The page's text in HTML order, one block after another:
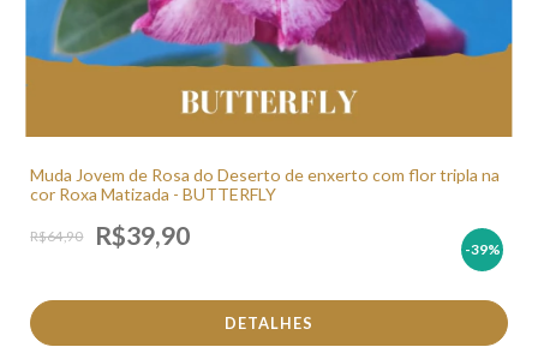
Muda Jovem de Rosa do Deserto de enxerto com flor tripla na
cor Roxa Matizada - BUTTERFLY
R$64,90 R$39,90 -39%
DETALHES